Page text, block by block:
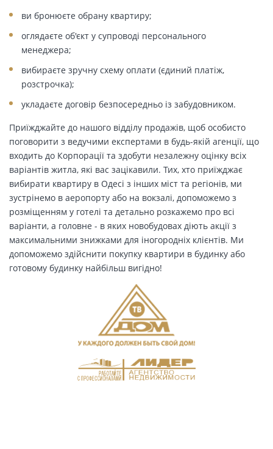
ви бронюєте обрану квартиру;
оглядаєте об'єкт у супроводі персонального
менеджера;
вибираєте зручну схему оплати (єдиний платіж,
розстрочка);
укладаєте договір безпосередньо із забудовником.
Приїжджайте до нашого відділу продажів, щоб особисто
поговорити з ведучими експертами в будь-якій агенції, що
входить до Корпорації та здобути незалежну оцінку всіх
варіантів житла, які вас зацікавили. Тих, хто приїжджає
вибирати квартиру в Одесі з інших міст та регіонів, ми
зустрінемо в аеропорту або на вокзалі, допоможемо з
розміщенням у готелі та детально розкажемо про всі
варіанти, а головне - в яких новобудовах діють акції з
максимальними знижками для іногородніх клієнтів. Ми
допоможемо здійснити покупку квартири в будинку або
готовому будинку найбільш вигідно!